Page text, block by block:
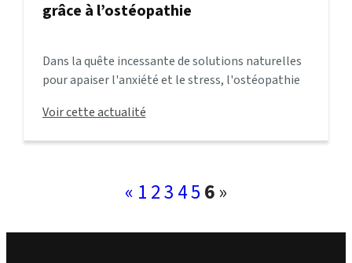
grâce à l’ostéopathie
Dans la quête incessante de solutions naturelles
pour apaiser l'anxiété et le stress, l'ostéopathie
Cette approche holistique gagne en popularité, ...
Voir cette actualité
« 123456»